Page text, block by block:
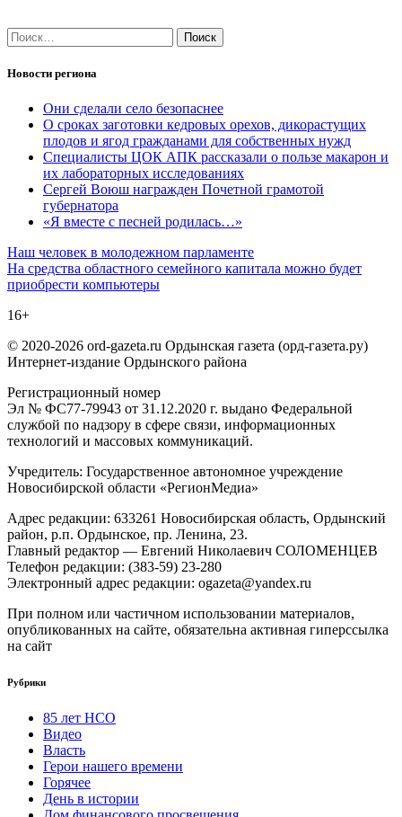
Найти:
Новости региона
Они сделали село безопаснее
О сроках заготовки кедровых орехов, дикорастущих
плодов и ягод гражданами для собственных нужд
Специалисты ЦОК АПК рассказали о пользе макарон и
их лабораторных исследованиях
Сергей Воюш награжден Почетной грамотой
губернатора
«Я вместе с песней родилась…»
Навигация
по
записям
Наш человек в молодежном парламенте
На средства областного семейного капитала можно будет
приобрести компьютеры
16+
© 2020-2026 ord-gazeta.ru Ордынская газета (орд-газета.ру)
Интернет-издание Ордынского района
Регистрационный номер
Эл № ФС77-79943 от 31.12.2020 г. выдано Федеральной
службой по надзору в сфере связи, информационных
технологий и массовых коммуникаций.
Учредитель: Государственное автономное учреждение
Новосибирской области «РегионМедиа»
Адрес редакции: 633261 Новосибирская область, Ордынский
район, р.п. Ордынское, пр. Ленина, 23.
Главный редактор — Евгений Николаевич СОЛОМЕНЦЕВ
Телефон редакции: (383-59) 23-280
Электронный адрес редакции: ogazeta@yandex.ru
При полном или частичном использовании материалов,
опубликованных на сайте, обязательна активная гиперссылка
на сайт
Рубрики
85 лет НСО
Видео
Власть
Герои нашего времени
Горячее
День в истории